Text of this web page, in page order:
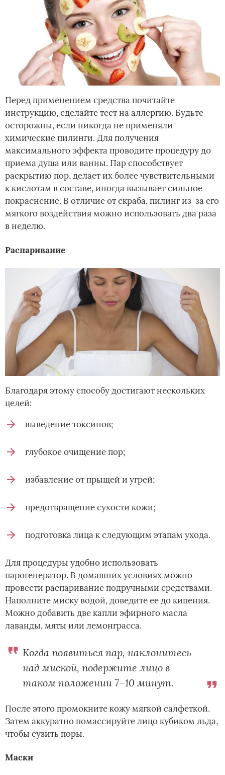
Перед применением средства почитайте
инструкцию, сделайте тест на аллергию. Будьте
осторожны, если никогда не применяли
химические пилинги. Для получения
максимального эффекта проводите процедуру до
приема душа или ванны. Пар способствует
раскрытию пор, делает их более чувствительными
к кислотам в составе, иногда вызывает сильное
покраснение. В отличие от скраба, пилинг из-за его
мягкого воздействия можно использовать два раза
в неделю.
Распаривание
Благодаря этому способу достигают нескольких
целей:
выведение токсинов;
глубокое очищение пор;
избавление от прыщей и угрей;
предотвращение сухости кожи;
подготовка лица к следующим этапам ухода.
Для процедуры удобно использовать
парогенератор. В домашних условиях можно
провести распаривание подручными средствами.
Наполните миску водой, доведите ее до кипения.
Можно добавить две капли эфирного масла
лаванды, мяты или лемонграсса.
Когда появиться пар, наклонитесь
над миской, подержите лицо в
таком положении 7–10 минут.
После этого промокните кожу мягкой салфеткой.
Затем аккуратно помассируйте лицо кубиком льда,
чтобы сузить поры.
Маски